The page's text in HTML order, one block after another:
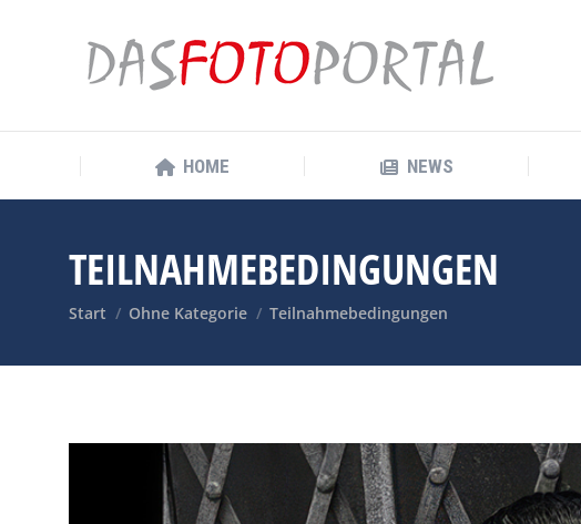
HOME NEWS
TEILNAHMEBEDINGUNGEN
Sie befinden sich hier:
Start Ohne Kategorie Teilnahmebedingungen
HOME NEWS